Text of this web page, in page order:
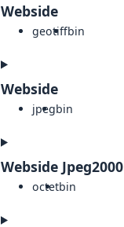
Webside
geotiffbin
Webside
jpegbin
Webside Jpeg2000
octetbin